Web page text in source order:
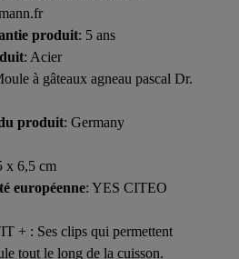
produit: 5 ans
: Acier
à gâteaux agneau pascal Dr.
produit: Germany
x 6,5 cm
européenne: YES CITEO
+ : Ses clips qui permettent
tout le long de la cuisson.